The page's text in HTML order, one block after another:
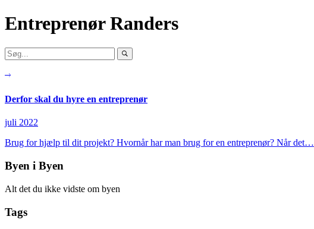
Entreprenør Randers
Derfor skal du hyre en entreprenør
juli 2022
Brug for hjælp til dit projekt? Hvornår har man brug for en entreprenør? Når det…
Byen i Byen
Alt det du ikke vidste om byen
Tags